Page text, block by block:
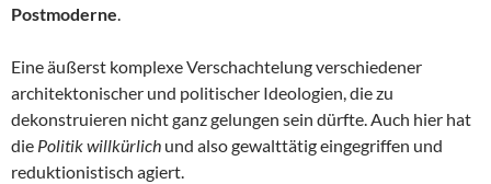
Postmoderne.
Eine äußerst komplexe Verschachtelung verschiedener
architektonischer und politischer Ideologien, die zu
dekonstruieren nicht ganz gelungen sein dürfte. Auch hier hat
die Politik willkürlich und also gewalttätig eingegriffen und
reduktionistisch agiert.